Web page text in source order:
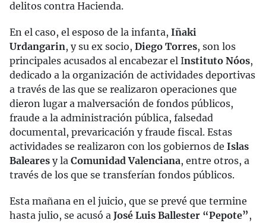
delitos contra Hacienda.
En el caso, el esposo de la infanta, Iñaki
Urdangarin, y su ex socio, Diego Torres, son los
principales acusados al encabezar el Instituto Nóos,
dedicado a la organización de actividades deportivas
a través de las que se realizaron operaciones que
dieron lugar a malversación de fondos públicos,
fraude a la administración pública, falsedad
documental, prevaricación y fraude fiscal. Estas
actividades se realizaron con los gobiernos de Islas
Baleares y la Comunidad Valenciana, entre otros, a
través de los que se transferían fondos públicos.
Esta mañana en el juicio, que se prevé que termine
hasta julio, se acusó a José Luis Ballester “Pepote” ,